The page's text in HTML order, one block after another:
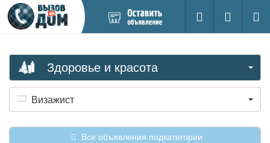
новое
Поиск
Вход на
Здоровье и красота
Визажист
Все объявления подкатегории